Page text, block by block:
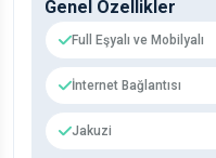
Genel Özellikler
Full Eşyalı ve Mobilyalı
İnternet Bağlantısı
Jakuzi